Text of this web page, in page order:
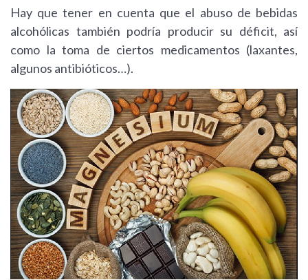
Hay que tener en cuenta que el abuso de bebidas
alcohólicas también podría producir su déficit, así
como la toma de ciertos medicamentos (laxantes,
algunos antibióticos…).